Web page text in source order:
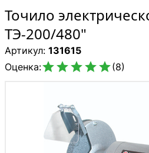
Точило
ТЭ-200/480"
Артикул: 131615
Оценка:(8)